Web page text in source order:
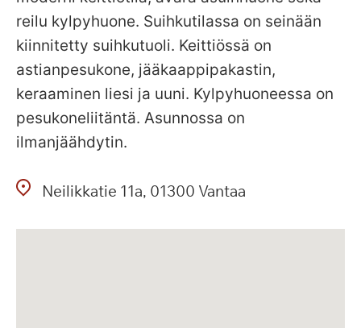
reilu kylpyhuone. Suihkutilassa on seinään
kiinnitetty suihkutuoli. Keittiössä on
astianpesukone, jääkaappipakastin,
keraaminen liesi ja uuni. Kylpyhuoneessa on
pesukoneliitäntä. Asunnossa on
ilmanjäähdytin.
Neilikkatie 11a 01300 Vantaa